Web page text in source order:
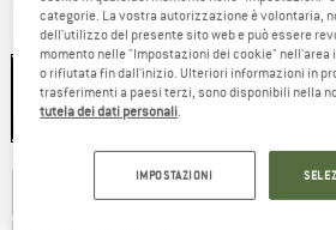
Colore:Black
Scegli la taglia:
EU38 EU40 EU42
categorie. La vostra autorizzazione è volontaria,
dell'utilizzo del presente sito web e può essere
momento nelle "Impostazioni dei cookie" nell'area
o rifiutata fin dall'inizio. Ulteriori informazioni in
trasferimenti a paesi terzi, sono disponibili nella
tutela dei dati personali.
IMPOSTAZIONI